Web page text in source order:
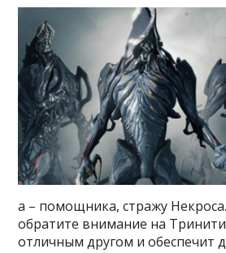
а – помощника, стражу
обратите внимание на Тринити
отличным другом и обеспечит